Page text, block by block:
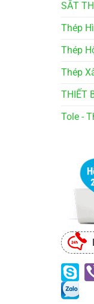
SẮT
Thép
Thép
Thép
THIẾT
Tole -